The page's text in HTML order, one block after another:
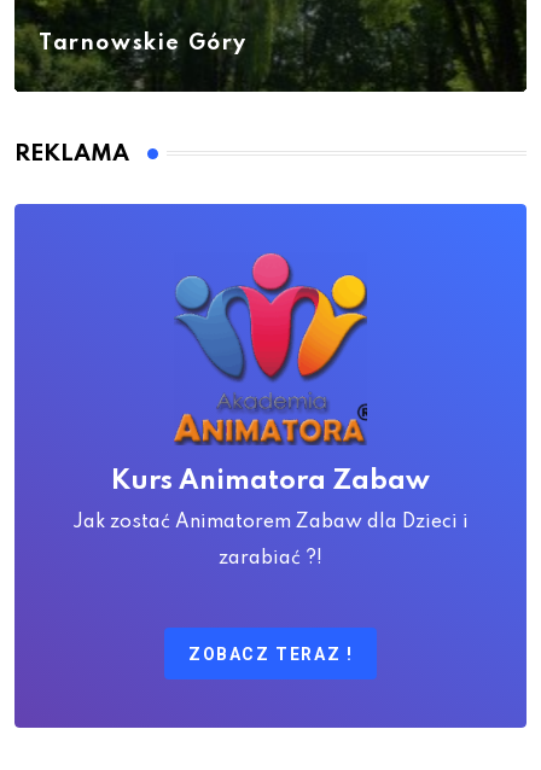
Tarnowskie Góry
REKLAMA
Kurs Animatora Zabaw
Jak zostać Animatorem Zabaw dla Dzieci i
zarabiać ?!
ZOBACZ TERAZ !